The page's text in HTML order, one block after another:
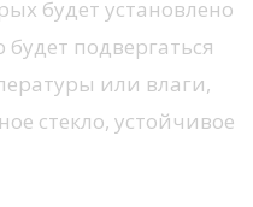
будет установлено
подвергаться
или влаги,
стекло, устойчивое